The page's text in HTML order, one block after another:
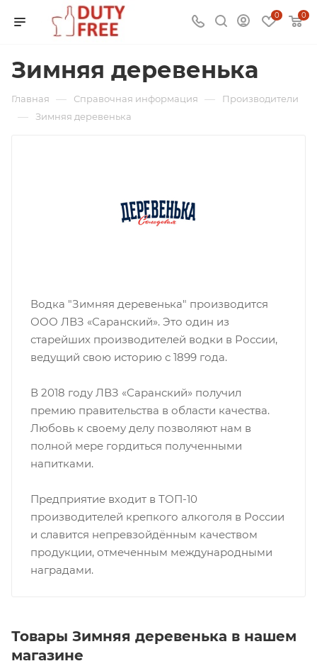
0 0
Зимняя деревенька
Главная — Справочная информация — Производители
— Зимняя деревенька
Водка "Зимняя деревенька" производится
ООО ЛВЗ «Саранский». Это один из
старейших производителей водки в России,
ведущий свою историю с 1899 года.
В 2018 году ЛВЗ «Саранский» получил
премию правительства в области качества.
Любовь к своему делу позволяют нам в
полной мере гордиться полученными
напитками.
Предприятие входит в ТОП-10
производителей крепкого алкоголя в России
и славится непревзойдённым качеством
продукции, отмеченным международными
наградами.
Товары Зимняя деревенька в нашем
магазине